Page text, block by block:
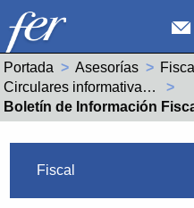
Portada Asesorías Fiscal
Circulares informativas año 2015
Actual:
Boletín de Información Fiscal 6/2015 - Reducción por
Fiscal